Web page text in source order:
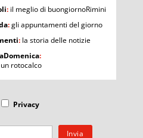
: il meglio di buongiornoRimini
:gli appuntamenti del giorno
: la storia delle notizie
:
rotocalco
Privacy